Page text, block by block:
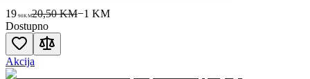
19 90KM20,50 KM−1 KM
Dostupno
Akcija